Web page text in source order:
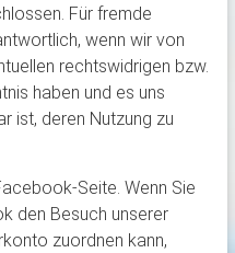
Für fremde
wenn wir von
rechtswidrigen bzw.
haben und es uns
ist, deren Nutzung zu
Seite. Wenn Sie
den Besuch unserer
zuordnen kann,